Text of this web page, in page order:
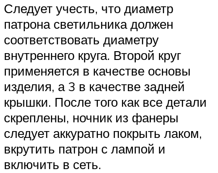
Следует учесть, что диаметр
патрона светильника должен
соответствовать диаметру
внутреннего круга. Второй круг
применяется в качестве основы
изделия, а 3 в качестве задней
крышки. После того как все детали
скреплены, ночник из фанеры
следует аккуратно покрыть лаком,
вкрутить патрон с лампой и
включить в сеть.